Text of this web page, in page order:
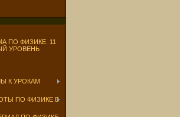
ПО ФИЗИКЕ. 11
УРОВЕНЬ
К УРОКАМ
ПО ФИЗИКЕ В